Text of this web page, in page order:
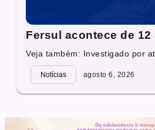
Fersul acontece de 12
Veja também: Investigado por
Notícias agosto 6, 2026